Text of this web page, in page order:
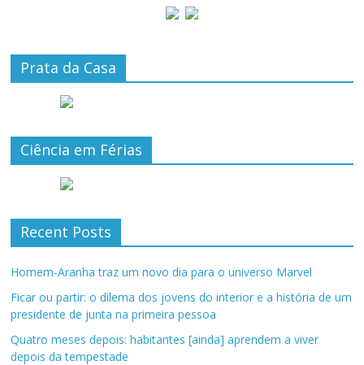
Prata da Casa
Ciência em Férias
Recent Posts
Homem-Aranha traz um novo dia para o universo Marvel
Ficar ou partir: o dilema dos jovens do interior e a história de um
presidente de junta na primeira pessoa
Quatro meses depois: habitantes [ainda] aprendem a viver
depois da tempestade